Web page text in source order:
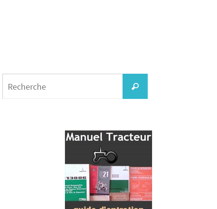
Recherche